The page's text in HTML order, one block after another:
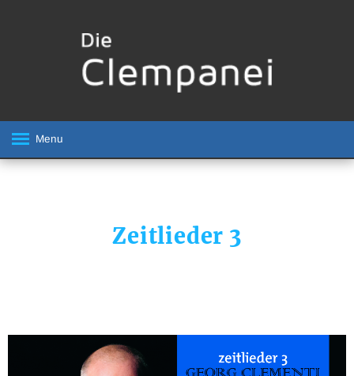
Menu
Zeitlieder 3